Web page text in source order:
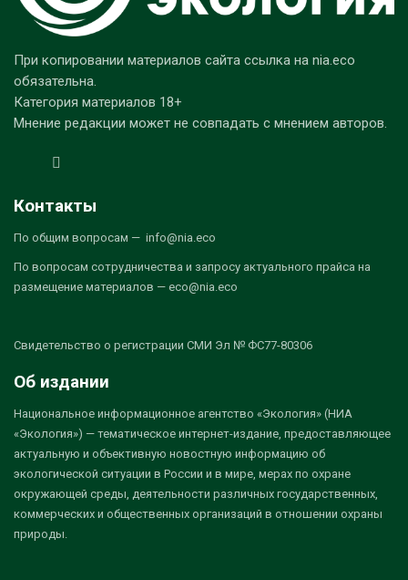
При копировании материалов сайта ссылка на nia.eco
обязательна.
Категория материалов 18+
Мнение редакции может не совпадать с мнением авторов.
Контакты
По общим вопросам — info@nia.eco
По вопросам сотрудничества и запросу актуального прайса на
размещение материалов — eco@nia.eco
Свидетельство о регистрации СМИ Эл № ФС77-80306
Об издании
Национальное информационное агентство «Экология» (НИА
«Экология») — тематическое интернет-издание, предоставляющее
актуальную и объективную новостную информацию об
экологической ситуации в России и в мире, мерах по охране
окружающей среды, деятельности различных государственных,
коммерческих и общественных организаций в отношении охраны
природы.